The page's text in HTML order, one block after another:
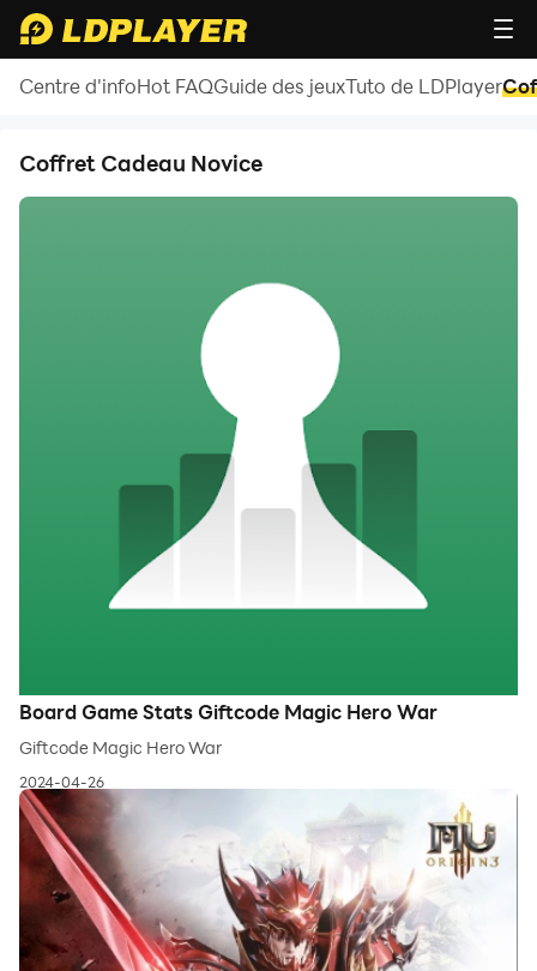
Centre d'infoHot FAQGuide des jeuxTuto de LDPlayer
Coffret Cadeau Novice
Board Game Stats Giftcode Magic Hero War
Giftcode Magic Hero War
2024-04-26